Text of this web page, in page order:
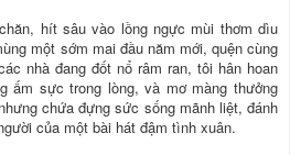
hít sâu vào lồng ngực mùi thơm dìu
một sớm mai đầu năm mới, quện cùng
nhà đang đốt nổ râm ran, tôi hân hoan
ấm sực trong lòng, và mơ màng thưởng
chứa đựng sức sống mãnh liệt, đánh
của một bài hát đậm tình xuân.